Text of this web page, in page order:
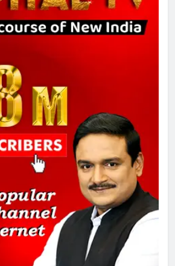
सुप्रीम कोर्ट ने राहुल गांधी के ‘वोट चोरी’
मां को गाली पर कोर्ट का समन जारी
अमर शहीद ठाकुर रोशन सिंह के नाम पर
स्वरूप रानी नेहरू चिकित्सालय का
नामकरण करने की मांग को लेकर
अनिश्चितकालीन धरना शुरू
289 एकड़ भूमि पर विकसित होगा कार्बन-
फ्री डेटा सेंटर, हजारों उच्च-कुशल
रोजगार सृजन की संभावना